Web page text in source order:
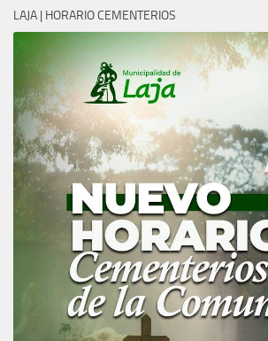
LAJA | HORARIO CEMENTERIOS